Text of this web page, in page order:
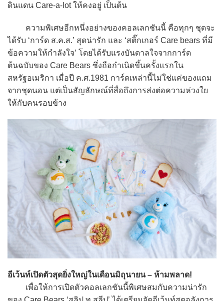
ดินแดน Care-a-lot ให้คงอยู่ เป็นต้น
ความพิเศษอีกหนึ่งอย่างของคอลเลกชันนี้ คือทุกๆ ชุดจะ
ได้รับ ‘การ์ด ส.ค.ส.’ สุดน่ารัก และ ‘สติ๊กเกอร์ Care bears ที่มี
ข้อความให้กำลังใจ’ โดยได้รับแรงบันดาลใจจากการ์ด
ต้นฉบับของ Care Bears ซึ่งถือกำเนิดขึ้นครั้งแรกใน
สหรัฐอเมริกา เมื่อปี ค.ศ.1981 การ์ดเหล่านี้ไม่ใช่แค่ของแถม
จากชุดนอน แต่เป็นสัญลักษณ์ที่สื่อถึงการส่งต่อความห่วงใย
ให้กับคนรอบข้าง
อีเว้นท์เปิดตัวสุดยิ่งใหญ่ในเดือนมิถุนายน – ห้ามพลาด!
เพื่อให้การเปิดตัวคอลเลกชันนี้พิเศษสมกับความน่ารัก